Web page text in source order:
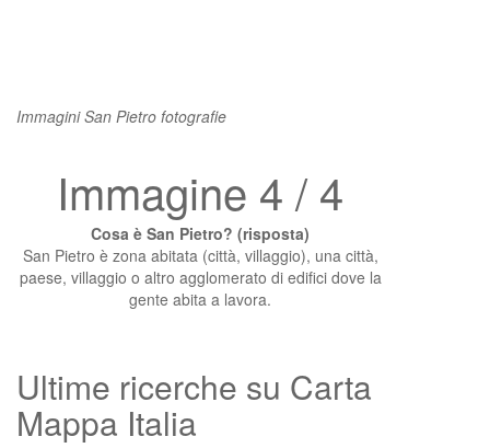
Immagini San Pietro fotografie
Immagine 4 / 4
Cosa è San Pietro? (risposta)
San Pietro è zona abitata (città, villaggio), una città,
paese, villaggio o altro agglomerato di edifici dove la
gente abita a lavora.
Ultime ricerche su Carta
Mappa Italia